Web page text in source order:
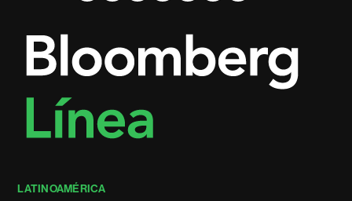
LATINOAMÉRICA